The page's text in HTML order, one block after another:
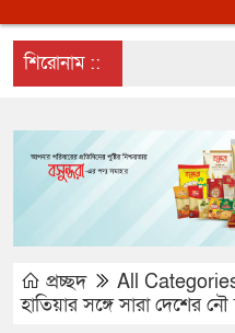
শিরোনাম ::
প্রচ্ছদ All
হাতিয়ার সঙ্গে সারা দেশের নৌ